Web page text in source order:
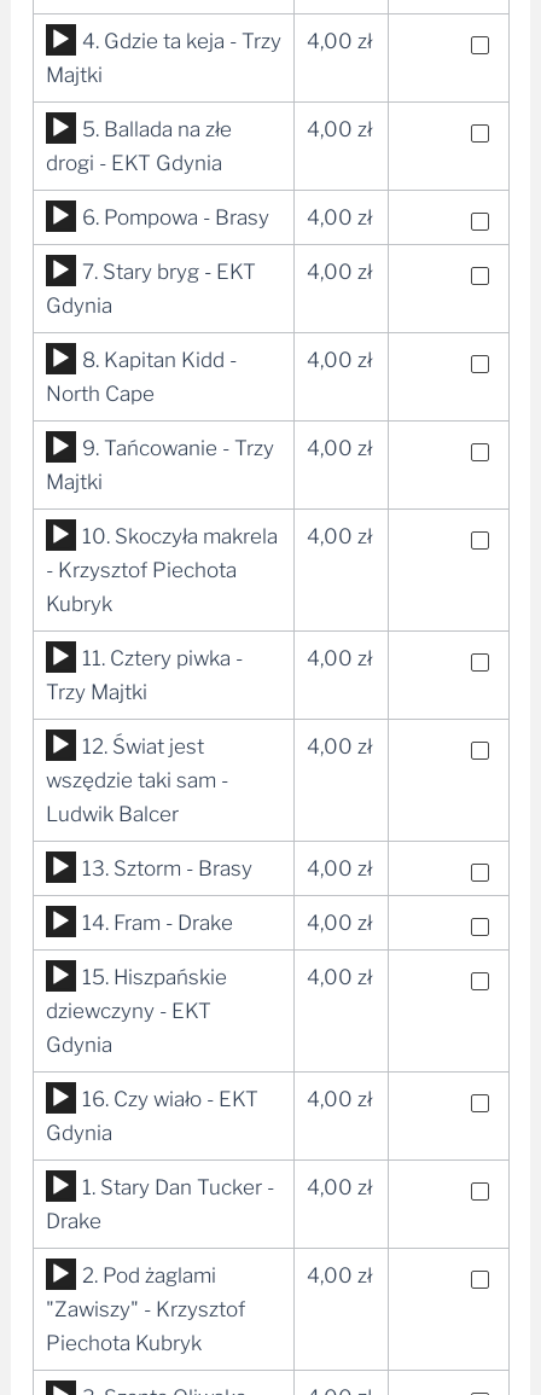
dźwiękowych
Odtwarzacz
plików
dźwiękowych
4. Gdzie ta keja - Trzy
Majtki
4,00 zł
Odtwarzacz
plików
dźwiękowych
5. Ballada na złe
drogi - EKT Gdynia
4,00 zł
Odtwarzacz
plików
dźwiękowych
6. Pompowa - Brasy 4,00 zł
Odtwarzacz
plików
dźwiękowych
7. Stary bryg - EKT
Gdynia
4,00 zł
Odtwarzacz
plików
dźwiękowych
8. Kapitan Kidd -
North Cape
4,00 zł
Odtwarzacz
plików
dźwiękowych
9. Tańcowanie - Trzy
Majtki
4,00 zł
Odtwarzacz
plików
dźwiękowych
10. Skoczyła makrela
- Krzysztof Piechota
Kubryk
4,00 zł
Odtwarzacz
plików
dźwiękowych
11. Cztery piwka -
Trzy Majtki
4,00 zł
Odtwarzacz
plików
dźwiękowych
12. Świat jest
wszędzie taki sam -
Ludwik Balcer
4,00 zł
Odtwarzacz
plików
dźwiękowych
13. Sztorm - Brasy 4,00 zł
Odtwarzacz
plików
dźwiękowych
14. Fram - Drake 4,00 zł
Odtwarzacz
plików
dźwiękowych
15. Hiszpańskie
dziewczyny - EKT
Gdynia
4,00 zł
Odtwarzacz
plików
dźwiękowych
16. Czy wiało - EKT
Gdynia
4,00 zł
Odtwarzacz
plików
dźwiękowych
1. Stary Dan Tucker -
Drake
4,00 zł
Odtwarzacz
plików
dźwiękowych
2. Pod żaglami
"Zawiszy" - Krzysztof
Piechota Kubryk
4,00 zł